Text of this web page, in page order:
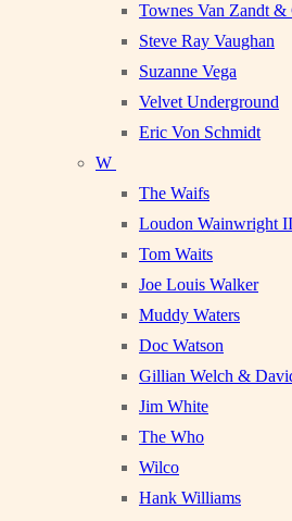
Townes Van Zandt
Steve Ray Vaughan
Suzanne Vega
Velvet Underground
Eric Von Schmidt
W
The Waifs
Loudon Wainwright
Tom Waits
Joe Louis Walker
Muddy Waters
Doc Watson
Gillian Welch &
Jim White
The Who
Wilco
Hank Williams